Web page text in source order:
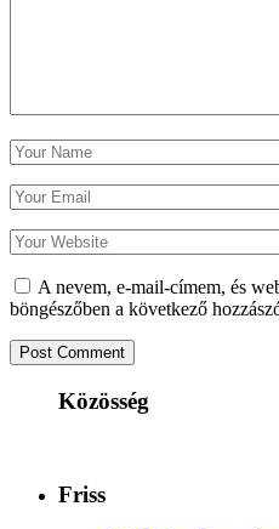
A nevem, e-mail-címem, és
böngészőben a következő
Közösség
Friss